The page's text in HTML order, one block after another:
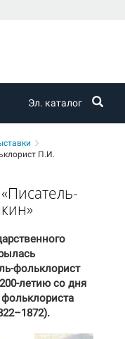
Эл. каталог
П.И.
фольклорист
летию со дня